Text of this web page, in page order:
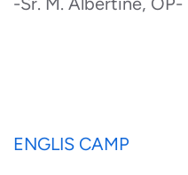
Navigasi
ENGLIS CAMP